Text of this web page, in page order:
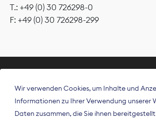
T.: +49 (0) 30 726298-0
F: +49 (0) 30 726298-299
Wir verwenden Cookies, um Inhalte und
Informationen zu Ihrer Verwendung unserer
Daten zusammen, die Sie ihnen